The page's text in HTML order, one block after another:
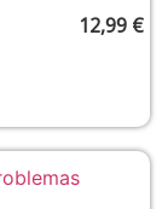
12,99 €